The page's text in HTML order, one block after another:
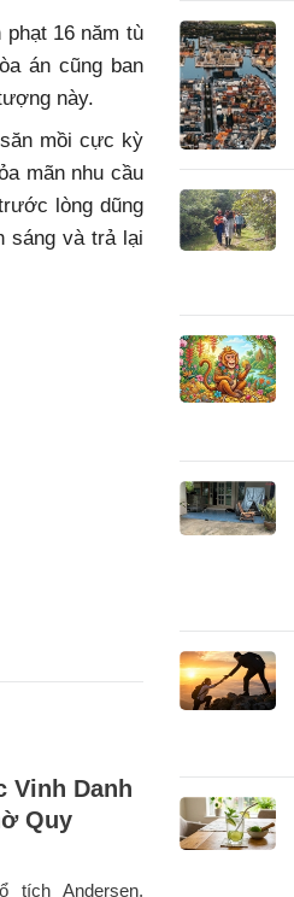
16 năm tù
án cũng ban
này.
mồi cực kỳ
mãn nhu cầu
lòng dũng
sáng và trả lại
Vinh Danh
Quy
tích Andersen,